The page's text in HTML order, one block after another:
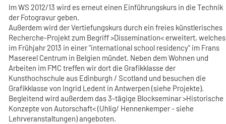
Im WS 2012/13 wird es erneut einen Einführungskurs in die Technik
der Fotogravur geben.
Außerdem wird der Vertiefungskurs durch ein freies künstlerisches
Recherche-Projekt zum Begriff >Dissemination< erweitert, welches
im Frühjahr 2013 in einer "international school residency" im Frans
Masereel Centrum in Belgien mündet. Neben dem Wohnen und
Arbeiten im FMC treffen wir dort die Grafikklasse der
Kunsthochschule aus Edinburgh / Scotland und besuchen die
Grafikklasse von Ingrid Ledent in Antwerpen (siehe Projekte).
Begleitend wird außerdem das 3-tägige Blockseminar >Historische
Konzepte von Autorschaft< (Uhlig/ Hennenkemper - siehe
Lehrveranstaltungen) angeboten.